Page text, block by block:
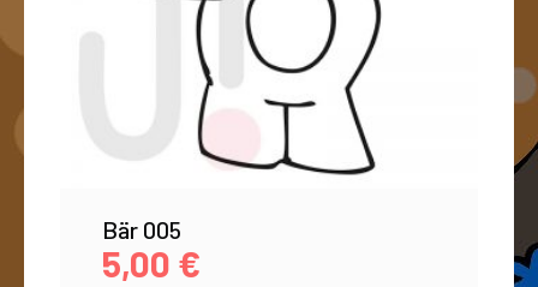
Bär 005
5,00 €